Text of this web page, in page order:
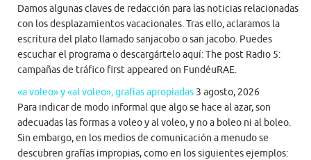
Damos algunas claves de redacción para las noticias relacionadas
con los desplazamientos vacacionales. Tras ello, aclaramos la
escritura del plato llamado sanjacobo o san jacobo. Puedes
escuchar el programa o descargártelo aquí: The post Radio 5:
campañas de tráfico first appeared on FundéuRAE.
«a voleo» y «al voleo», grafías apropiadas 3 agosto, 2026
Para indicar de modo informal que algo se hace al azar, son
adecuadas las formas a voleo y al voleo, y no a boleo ni al boleo.
Sin embargo, en los medios de comunicación a menudo se
descubren grafías impropias, como en los siguientes ejemplos: